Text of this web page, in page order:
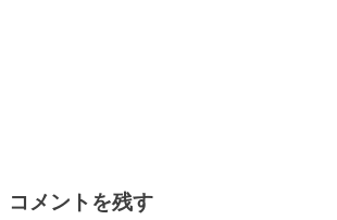
コメントを残す